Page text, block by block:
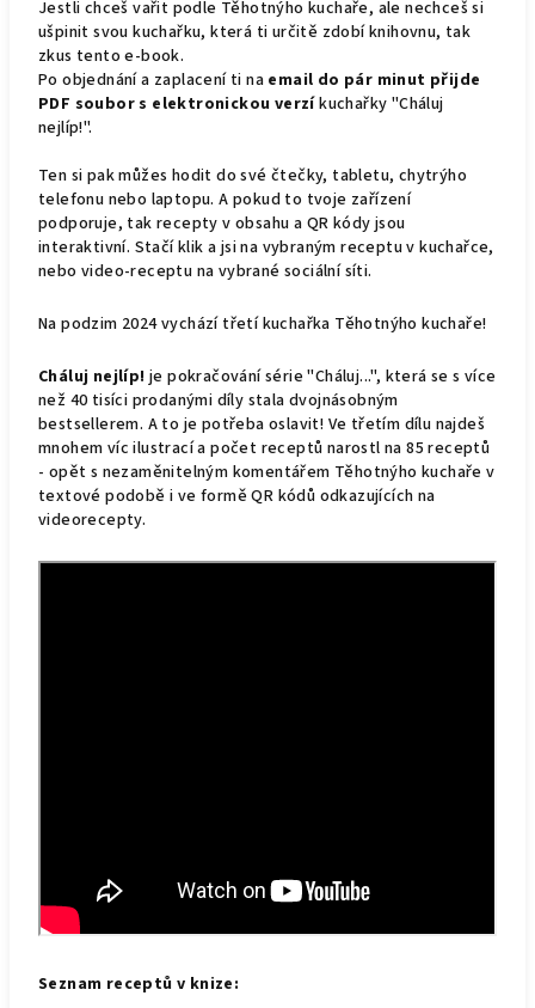
Jestli chceš vařit podle Těhotnýho kuchaře, ale nechceš si
ušpinit svou kuchařku, která ti určitě zdobí knihovnu, tak
zkus tento e-book.
Po objednání a zaplacení ti na email do pár minut přijde
PDF soubor s elektronickou verzíkuchařky "Cháluj
nejlíp!".
Ten si pak můžes hodit do své čtečky, tabletu, chytrýho
telefonu nebo laptopu. A pokud to tvoje zařízení
podporuje, tak recepty v obsahu a QR kódy jsou
interaktivní. Stačí klik a jsi na vybraným receptu v kuchařce,
nebo video-receptu na vybrané sociální síti.
Na podzim 2024 vychází třetí kuchařka Těhotnýho kuchaře!
Cháluj nejlíp! je pokračování série "Cháluj...", která se s více
než 40 tisíci prodanými díly stala dvojnásobným
bestsellerem. A to je potřeba oslavit! Ve třetím dílu najdeš
mnohem víc ilustrací a počet receptů narostl na 85 receptů
- opět s nezaměnitelným komentářem Těhotnýho kuchaře v
textové podobě i ve formě QR kódů odkazujících na
videorecepty.
Seznam receptů v knize: